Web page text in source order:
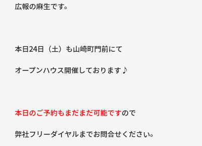
広報の麻生です。
本日24日（土）も山崎町門前にて
オープンハウス開催しております♪
本日のご予約もまだまだ可能ですので
弊社フリーダイヤルまでお問合せください。